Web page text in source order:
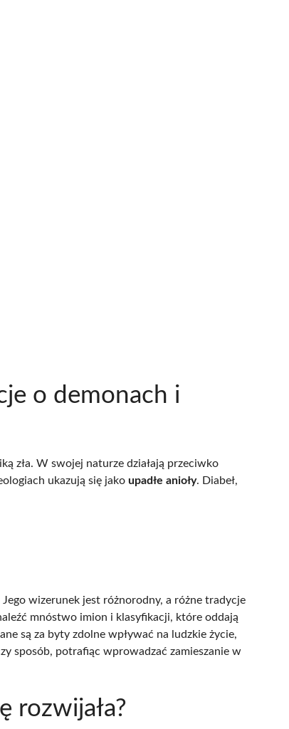
o demonach i
zła. W swojej naturze działają przeciwko
ukazują się jako upadłe anioły. Diabeł,
Jego wizerunek jest różnorodny, a różne tradycje
mnóstwo imion i klasyfikacji, które oddają
są za byty zdolne wpływać na ludzkie życie,
sposób, potrafiąc wprowadzać zamieszanie w
rozwijała?